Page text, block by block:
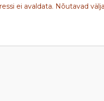
ei avaldata. Nõutavad